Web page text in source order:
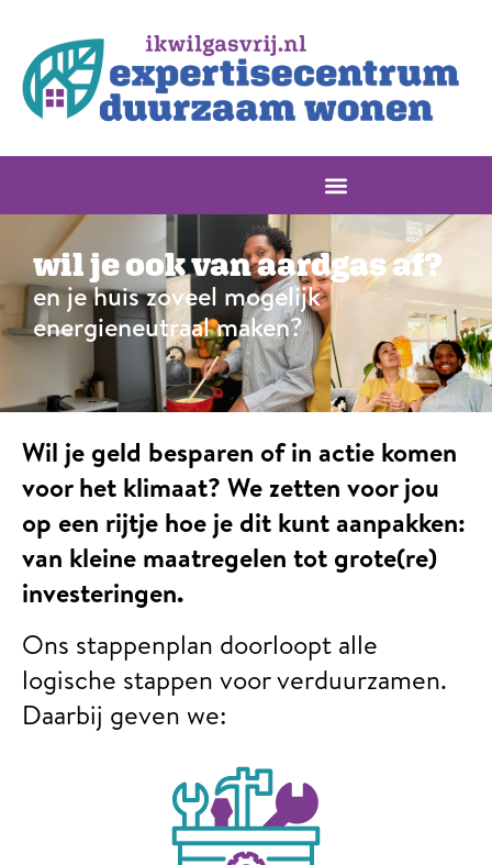
wil je ook van aardgas af?
en je huis zoveel mogelijk
energieneutraal maken?
Wil je geld besparen of in actie komen
voor het klimaat? We zetten voor jou
op een rijtje hoe je dit kunt aanpakken:
van kleine maatregelen tot grote(re)
investeringen.
Ons stappenplan doorloopt alle
logische stappen voor verduurzamen.
Daarbij geven we: